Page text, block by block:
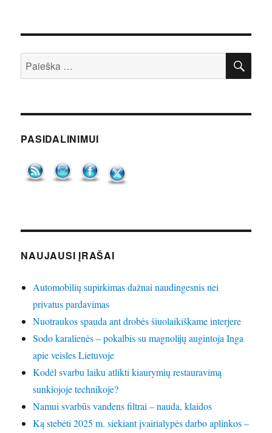
Ieškoti:
PASIDALINIMUI
NAUJAUSI ĮRAŠAI
Automobilių supirkimas dažnai naudingesnis nei
privatus pardavimas
Nuotraukos spauda ant drobės šiuolaikiškame interjere
Sodo karalienės – pokalbis su magnolijų augintoja Inga
apie veisles Lietuvoje
Kodėl svarbu laiku atlikti kiaurymių restauravimą
sunkiojoje technikoje?
Namui svarbūs vandens filtrai – nauda, klaidos
Ką stebėti 2025 m. siekiant įvairialypės darbo aplinkos –